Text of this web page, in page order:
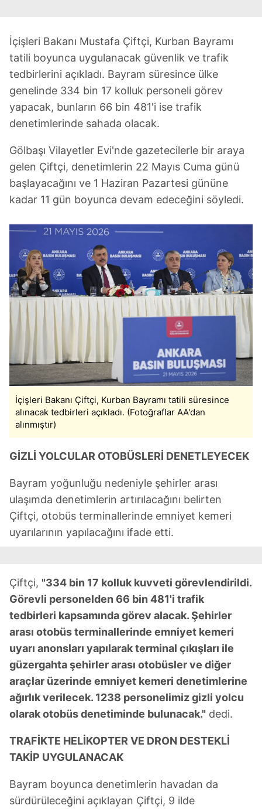
İçişleri Bakanı Mustafa Çiftçi, Kurban Bayramı
tatili boyunca uygulanacak güvenlik ve trafik
tedbirlerini açıkladı. Bayram süresince ülke
genelinde 334 bin 17 kolluk personeli görev
yapacak, bunların 66 bin 481'i ise trafik
denetimlerinde sahada olacak.
Gölbaşı Vilayetler Evi'nde gazetecilerle bir araya
gelen Çiftçi, denetimlerin 22 Mayıs Cuma günü
başlayacağını ve 1 Haziran Pazartesi gününe
kadar 11 gün boyunca devam edeceğini söyledi.
İçişleri Bakanı Çiftçi, Kurban Bayramı tatili süresince
alınacak tedbirleri açıkladı. (Fotoğraflar AA'dan
alınmıştır)
GİZLİ YOLCULAR OTOBÜSLERİ DENETLEYECEK
Bayram yoğunluğu nedeniyle şehirler arası
ulaşımda denetimlerin artırılacağını belirten
Çiftçi, otobüs terminallerinde emniyet kemeri
uyarılarının yapılacağını ifade etti.
Çiftçi, "334 bin 17 kolluk kuvveti görevlendirildi.
Görevli personelden 66 bin 481'i trafik
tedbirleri kapsamında görev alacak. Şehirler
arası otobüs terminallerinde emniyet kemeri
uyarı anonsları yapılarak terminal çıkışları ile
güzergahta şehirler arası otobüsler ve diğer
araçlar üzerinde emniyet kemeri denetimlerine
ağırlık verilecek. 1238 personelimiz gizli yolcu
olarak otobüs denetiminde bulunacak." dedi.
TRAFİKTE HELİKOPTER VE DRON DESTEKLİ
TAKİP UYGULANACAK
Bayram boyunca denetimlerin havadan da
sürdürüleceğini açıklayan Çiftçi, 9 ilde